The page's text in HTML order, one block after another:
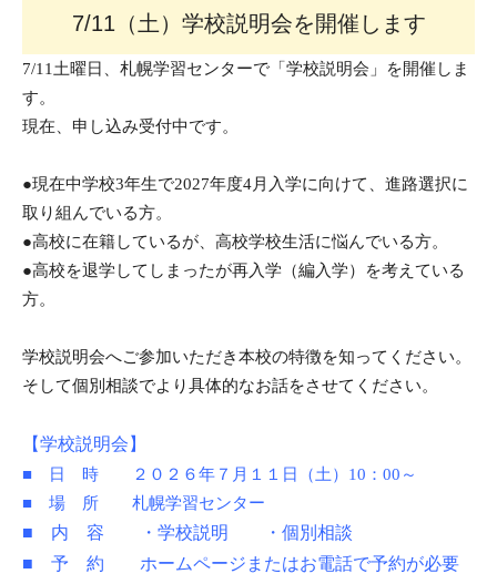
7/11（土）学校説明会を開催します
7/11土曜日、札幌学習センターで 「学校説明会」を開催しま
す。
現在、申し込み受付中です。
●現在中学校3年生で2027年度4月入学に向けて、進路選択に
取り組んでいる方。
●高校に在籍しているが、高校学校生活に悩んでいる方。
●高校を退学してしまったが再入学（編入学）を考えている
方。
学校説明会へご参加いただき本校の特徴を知ってください。
そして個別相談でより具体的なお話をさせてください。
【学校説明会】
■ 日 時 ２０２６年７月１１日（土）10：00～
■ 場 所 札幌学習センター
■ 内 容 ・学校説明 ・個別相談
■ 予 約 ホームページまたはお電話で予約が必要